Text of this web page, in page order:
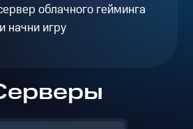
облачного гейминга
начни игру